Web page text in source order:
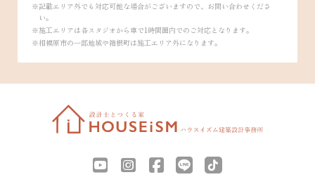
記載エリア外でも対応可能な場合がございますので、お問い合わせくださ
い。
施工エリアは各スタジオから車で1時間圏内でのご対応となります。
相模原市の一部地域や箱根町は施工エリア外になります。